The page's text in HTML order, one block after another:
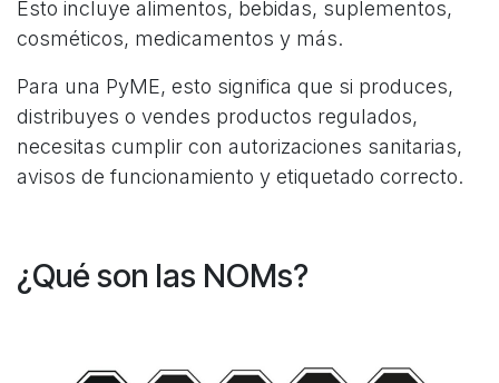
Esto incluye alimentos, bebidas, suplementos,
cosméticos, medicamentos y más.
Para una PyME, esto significa que si produces,
distribuyes o vendes productos regulados,
necesitas cumplir con autorizaciones sanitarias,
avisos de funcionamiento y etiquetado correcto.
¿Qué son las NOMs?